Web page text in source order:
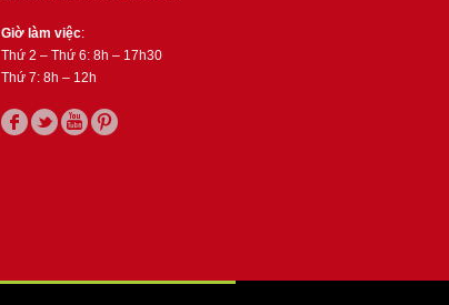
Giờ làm việc:
Thứ 2 – Thứ 6: 8h – 17h30
Thứ 7: 8h – 12h